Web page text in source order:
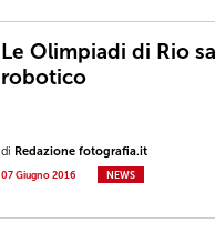
Le Olimpiadi di Rio
robotico
di Redazione fotografia.it
07 Giugno 2016 NEWS